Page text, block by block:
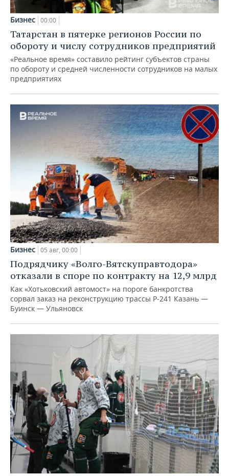
Бизнес 00:00
Татарстан в пятерке регионов России по
обороту и числу сотрудников предприятий
«Реальное время» составило рейтинг субъектов страны
по обороту и средней численности сотрудников на малых
предприятиях
Бизнес 05 авг, 00:00
Подрядчику «Волго-Вятскуправтодора»
отказали в споре по контракту на 12,9 млрд
Как «Хотьковский автомост» на пороге банкротства
сорвал заказ на реконструкцию трассы Р‑241 Казань —
Буинск — Ульяновск